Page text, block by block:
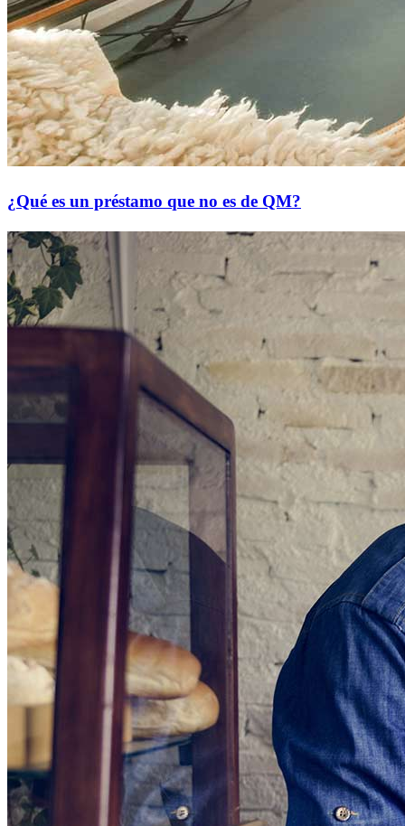
¿Qué es un préstamo que no es de QM?